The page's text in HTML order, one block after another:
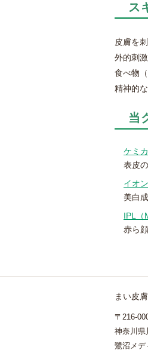
ス
皮膚を
外的刺
食べ物
精神的
当
ケミ
表皮
イオ
美白
IPL（
赤ら
まい皮
〒216-
神奈川県
鷺沼メデ